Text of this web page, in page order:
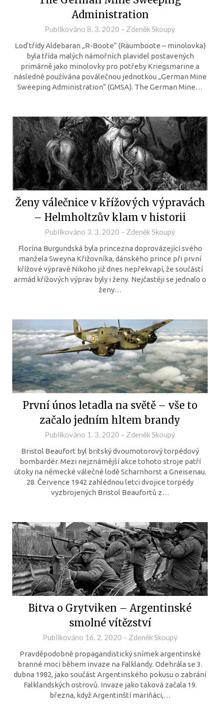
Administration
Publikováno 8. 3. 2020 – Zdeněk Skoupý
Loď třídy Aldebaran „R-Boote“ (Räumboote – minolovka)
byla třída malých námořních plavidel postavených
primárně jako minolovky pro potřeby Kriegsmarine a
následně používána poválečnou jednotkou „German Mine
Sweeping Administration“ (GMSA). The German Mine…
Ženy válečnice v křížových výpravách
– Helmholtzův klam v historii
Publikováno 3. 3. 2020 – Zdeněk Skoupý
Florína Burgundská byla princezna doprovázející svého
manžela Sweyna Křižovníka, dánského prince při první
křížové výpravě Nikoho již dnes nepřekvapí, že součástí
armád křížových výprav byly i ženy. Nejčastěji se jednalo o
ženy…
První únos letadla na světě – vše to
začalo jedním hltem brandy
Publikováno 1. 3. 2020 – Zdeněk Skoupý
Bristol Beaufort byl britský dvoumotorový torpédový
bombardér. Mezi nejznámější akce tohoto stroje patří
útoky na německé válečné lodě Scharnhorst a Gneisenau.
28. Července 1942 zahlédnou letci dvojice torpédy
vyzbrojených Bristol Beaufortů z…
Bitva o Grytviken – Argentinské
smolné vítězství
Publikováno 16. 2. 2020 – Zdeněk Skoupý
Pravděpodobně propagandistický snímek argentinské
branné moci během invaze na Falklandy. Odehrála se 3.
dubna 1982, jako součást Argentinského pokusu o zabrání
Falklandských ostrovů. Invaze jako taková začala 19.
března, když Argentinští mariňáci,…